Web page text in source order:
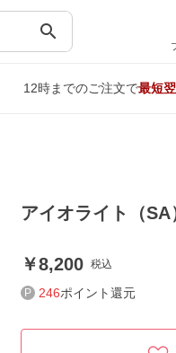
search
12時までのご注文で最短
アイオライト（SA
8,200 税込
246ポイント還元